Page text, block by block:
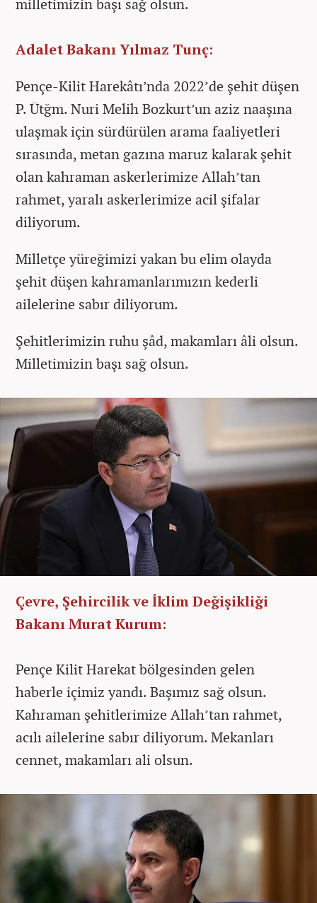
Adalet Bakanı Yılmaz Tunç:
Pençe-Kilit Harekâtı’nda 2022’de şehit düşen
P. Ütğm. Nuri Melih Bozkurt’un aziz naaşına
ulaşmak için sürdürülen arama faaliyetleri
sırasında, metan gazına maruz kalarak şehit
olan kahraman askerlerimize Allah’tan
rahmet, yaralı askerlerimize acil şifalar
diliyorum.
Milletçe yüreğimizi yakan bu elim olayda
şehit düşen kahramanlarımızın kederli
ailelerine sabır diliyorum.
Şehitlerimizin ruhu şâd, makamları âli olsun.
Milletimizin başı sağ olsun.
Çevre, Şehircilik ve İklim Değişikliği
Bakanı Murat Kurum:
Pençe Kilit Harekat bölgesinden gelen
haberle içimiz yandı. Başımız sağ olsun.
Kahraman şehitlerimize Allah’tan rahmet,
acılı ailelerine sabır diliyorum. Mekanları
cennet, makamları ali olsun.